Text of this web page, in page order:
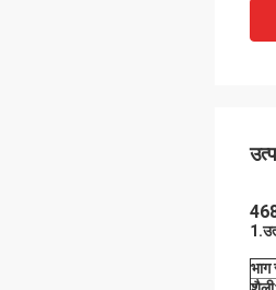
1 .
भाग